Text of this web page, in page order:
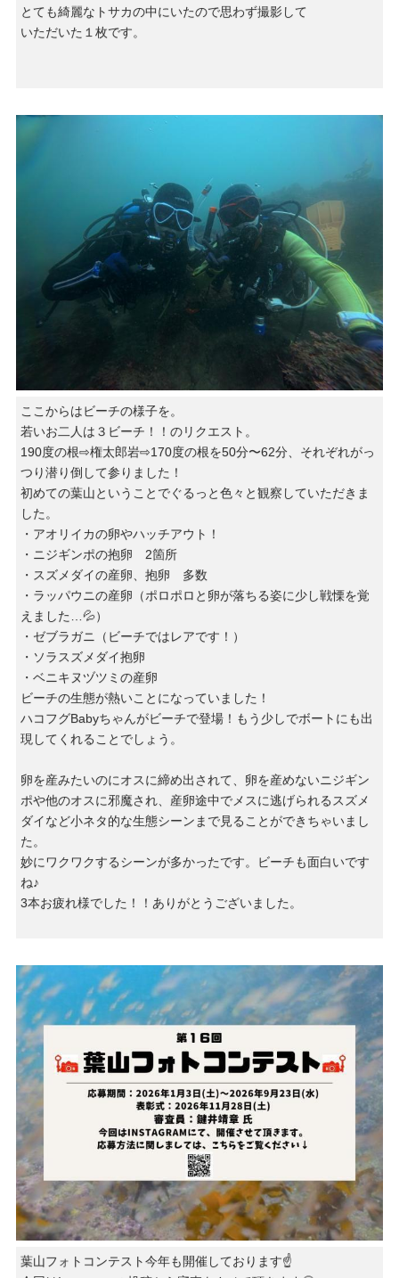
とても綺麗なトサカの中にいたので思わず撮影して
いただいた１枚です。
ここからはビーチの様子を。
若いお二人は３ビーチ！！のリクエスト。
190度の根⇨権太郎岩⇨170度の根を50分〜62分、それぞれがっ
つり潜り倒して参りました！
初めての葉山ということでぐるっと色々と観察していただきま
した。
・アオリイカの卵やハッチアウト！
・ニジギンポの抱卵 2箇所
・スズメダイの産卵、抱卵 多数
・ラッパウニの産卵（ポロポロと卵が落ちる姿に少し戦慄を覚
えました…💦）
・ゼブラガニ（ビーチではレアです！）
・ソラスズメダイ抱卵
・ベニキヌヅツミの産卵
ビーチの生態が熱いことになっていました！
ハコフグBabyちゃんがビーチで登場！もう少しでボートにも出
現してくれることでしょう。
卵を産みたいのにオスに締め出されて、卵を産めないニジギン
ポや他のオスに邪魔され、産卵途中でメスに逃げられるスズメ
ダイなど小ネタ的な生態シーンまで見ることができちゃいまし
た。
妙にワクワクするシーンが多かったです。ビーチも面白いです
ね♪
3本お疲れ様でした！！ありがとうございました。
葉山フォトコンテスト今年も開催しております☝️